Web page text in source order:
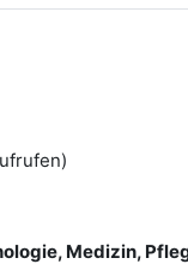
Medizin,